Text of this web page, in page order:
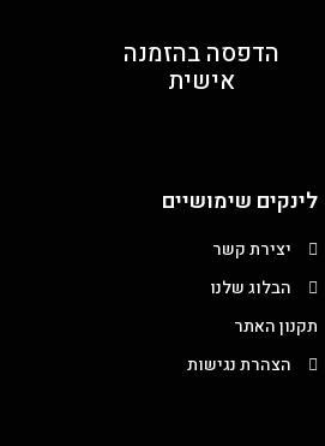
הדפסה בהזמנה
אישית
לינקים שימושיים
יצירת קשר
הבלוג שלנו
תקנון האתר
הצהרת נגישות